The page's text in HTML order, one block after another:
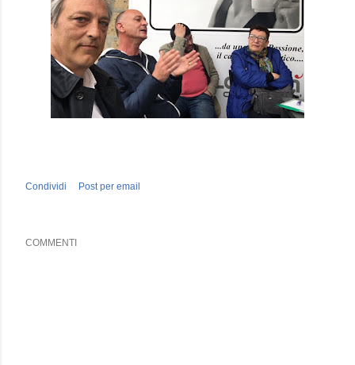
Condividi Post per email
COMMENTI